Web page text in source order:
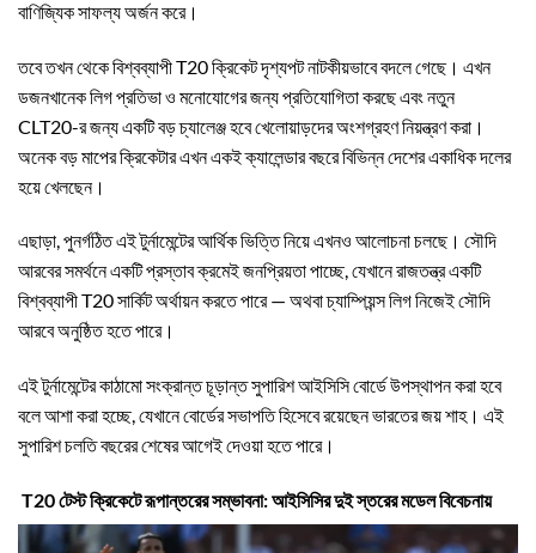
বাণিজ্যিক সাফল্য অর্জন করে।
তবে তখন থেকে বিশ্বব্যাপী T20 ক্রিকেট দৃশ্যপট নাটকীয়ভাবে বদলে গেছে। এখন
ডজনখানেক লিগ প্রতিভা ও মনোযোগের জন্য প্রতিযোগিতা করছে এবং নতুন
CLT20-র জন্য একটি বড় চ্যালেঞ্জ হবে খেলোয়াড়দের অংশগ্রহণ নিয়ন্ত্রণ করা।
অনেক বড় মাপের ক্রিকেটার এখন একই ক্যালেন্ডার বছরে বিভিন্ন দেশের একাধিক দলের
হয়ে খেলছেন।
এছাড়া, পুনর্গঠিত এই টুর্নামেন্টের আর্থিক ভিত্তি নিয়ে এখনও আলোচনা চলছে। সৌদি
আরবের সমর্থনে একটি প্রস্তাব ক্রমেই জনপ্রিয়তা পাচ্ছে, যেখানে রাজতন্ত্র একটি
বিশ্বব্যাপী T20 সার্কিট অর্থায়ন করতে পারে — অথবা চ্যাম্পিয়ন্স লিগ নিজেই সৌদি
আরবে অনুষ্ঠিত হতে পারে।
এই টুর্নামেন্টের কাঠামো সংক্রান্ত চূড়ান্ত সুপারিশ আইসিসি বোর্ডে উপস্থাপন করা হবে
বলে আশা করা হচ্ছে, যেখানে বোর্ডের সভাপতি হিসেবে রয়েছেন ভারতের জয় শাহ। এই
সুপারিশ চলতি বছরের শেষের আগেই দেওয়া হতে পারে।
T20 টেস্ট ক্রিকেটে রূপান্তরের সম্ভাবনা: আইসিসির দুই স্তরের মডেল বিবেচনায়